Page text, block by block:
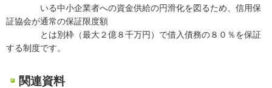
いる中小企業者への資金供給の円滑化を図るため、信用保
証協会が通常の保証限度額
とは別枠（最大２億８千万円）で借入債務の８０％を保証
する制度です。
関連資料